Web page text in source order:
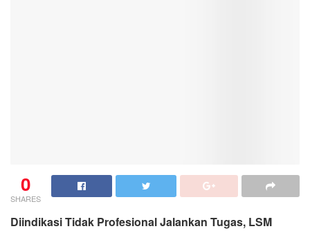
0
SHARES
Diindikasi Tidak Profesional Jalankan Tugas, LSM